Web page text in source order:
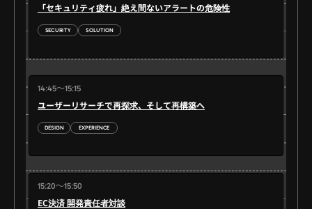
「セキュリティ疲れ」絶え間ないアラートの危険性
SECURITY SOLUTION
14:45～15:15
ユーザーリサーチで再探求、そして再構築へ
DESIGN EXPERIENCE
15:20～15:50
EC決済 開発責任者対談